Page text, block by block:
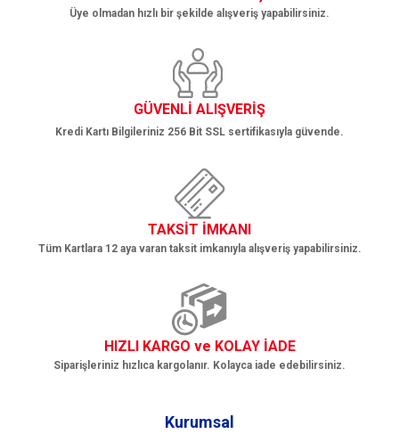
Gönder
Üye olmadan hızlı bir şekilde alışveriş yapabilirsiniz.
GÜVENLİ ALIŞVERİŞ
Kredi Kartı Bilgileriniz 256 Bit SSL sertifikasıyla güvende.
TAKSİT İMKANI
Tüm Kartlara 12 aya varan taksit imkanıyla alışveriş yapabilirsiniz.
HIZLI KARGO ve KOLAY İADE
Siparişleriniz hızlıca kargolanır. Kolayca iade edebilirsiniz.
Kurumsal